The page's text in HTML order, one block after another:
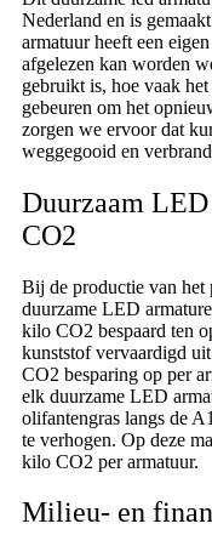
Nederland en is
armatuur heeft een
afgelezen kan worden
gebruikt is, hoe vaak
gebeuren om het
zorgen we ervoor dat
weggegooid en
Duurzaam
CO2
Bij de productie van het
duurzame LED
kilo CO2 bespaard ten
kunststof vervaardigd
CO2 besparing op per
elk duurzame LED
olifantengras langs de
te verhogen. Op deze
kilo CO2 per armatuur.
Milieu- en